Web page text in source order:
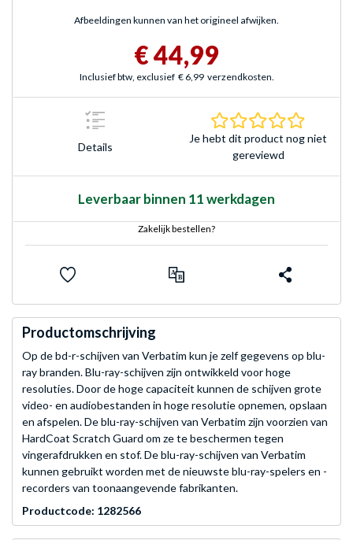
Afbeeldingen kunnen van het origineel afwijken.
€ 44,99
Inclusief btw, exclusief € 6,99 verzendkosten.
Details
Je hebt dit product nog niet
gereviewd
Leverbaar binnen 11 werkdagen
Zakelijk bestellen?
Productomschrijving
Op de bd-r-schijven van Verbatim kun je zelf gegevens op blu-
ray branden. Blu-ray-schijven zijn ontwikkeld voor hoge
resoluties. Door de hoge capaciteit kunnen de schijven grote
video- en audiobestanden in hoge resolutie opnemen, opslaan
en afspelen. De blu-ray-schijven van Verbatim zijn voorzien van
HardCoat Scratch Guard om ze te beschermen tegen
vingerafdrukken en stof. De blu-ray-schijven van Verbatim
kunnen gebruikt worden met de nieuwste blu-ray-spelers en -
recorders van toonaangevende fabrikanten.
Productcode: 1282566